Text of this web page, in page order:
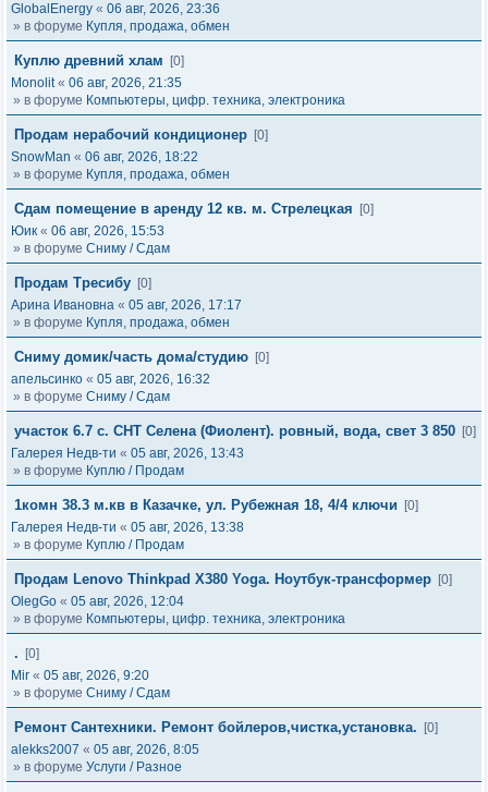
GlobalEnergy « 06 авг, 2026, 23:36
» в форуме Купля, продажа, обмен
Куплю древний хлам
[0]
Monolit« 06 авг, 2026, 21:35
» в форуме Компьютеры, цифр. техника, электроника
Продам нерабочий кондиционер [0]
SnowMan « 06 авг, 2026, 18:22
» в форуме Купля, продажа, обмен
Сдам помещение в аренду 12 кв. м. Стрелецкая
[0]
Юик « 06 авг, 2026, 15:53
» в форуме Сниму / Сдам
Продам Тресибу [0]
Арина Ивановна « 05 авг, 2026, 17:17
» в форуме Купля, продажа, обмен
Сниму домик/часть дома/студию [0]
апельсинко « 05 авг, 2026, 16:32
» в форуме Сниму / Сдам
участок 6.7 с. СНТ Селена (Фиолент). ровный, вода, свет 3 850 [0]
Галерея Недв-ти « 05 авг, 2026, 13:43
» в форуме Куплю / Продам
1комн 38.3 м.кв в Казачке, ул. Рубежная 18, 4/4 ключи
[0]
Галерея Недв-ти « 05 авг, 2026, 13:38
» в форуме Куплю / Продам
Продам Lenovo Thinkpad X380 Yoga. Ноутбук-трансформер [0]
OlegGo « 05 авг, 2026, 12:04
» в форуме Компьютеры, цифр. техника, электроника
.
[0]
Mir « 05 авг, 2026, 9:20
» в форуме Сниму / Сдам
Ремонт Сантехники. Ремонт бойлеров,чистка,установка.
[0]
alekks2007 « 05 авг, 2026, 8:05
» в форуме Услуги / Разное